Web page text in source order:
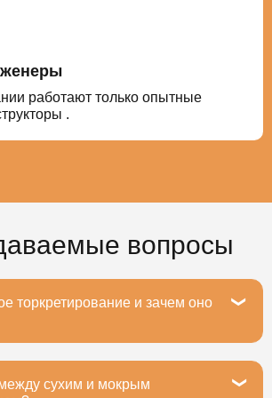
работают только опытные
.
вопросы
торкретирование и зачем оно
— это метод нанесения
сухим и мокрым